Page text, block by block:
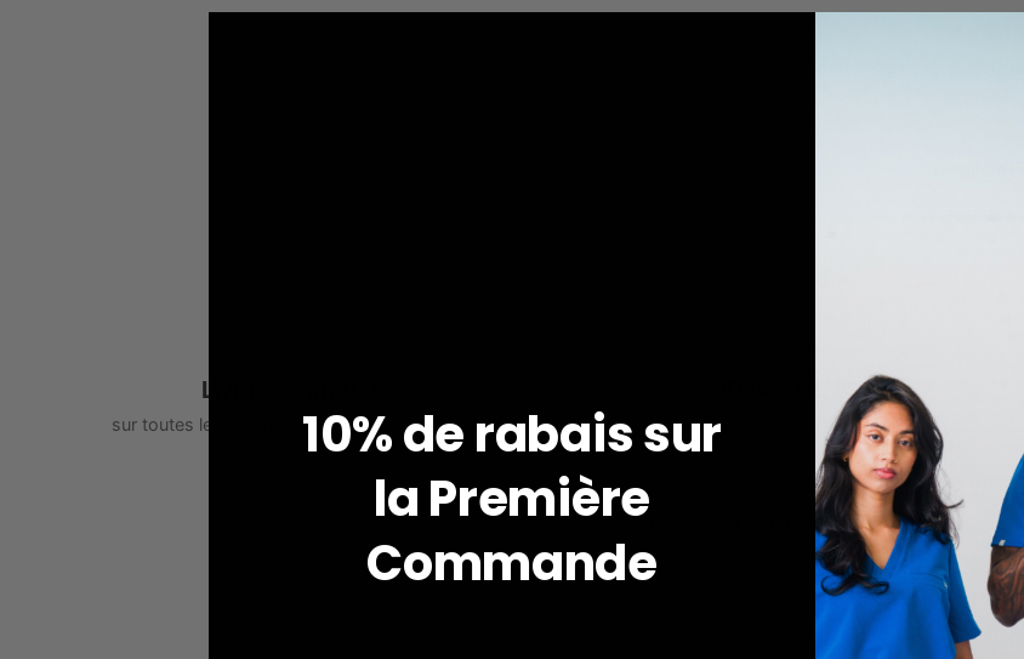
Livraison gratuite
sur toutes les commandes supérieures à 99$
JOIIA x SILVADUR™
Tissu à technologie antimicrobienne
RÉCEMMENT
10% de rabais sur
laPremière
Commande